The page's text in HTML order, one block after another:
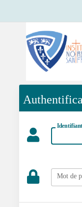
Identifiant
Mot de